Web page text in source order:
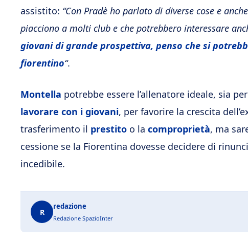
assistito: “Con Pradè ho parlato di diverse cose e
piacciono a molti club e che potrebbero interessare
giovani di grande prospettiva, penso che si
fiorentino“.
Montella potrebbe essere l’allenatore ideale, sia
lavorare con i giovani, per favorire la crescita
trasferimento il prestito o la comproprietà, ma
cessione se la Fiorentina dovesse decidere di
incedibile.
R
redazione
Redazione SpazioInter